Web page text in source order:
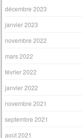
décembre 2023
janvier 2023
novembre 2022
mars 2022
février 2022
janvier 2022
novembre 2021
septembre 2021
août 2021